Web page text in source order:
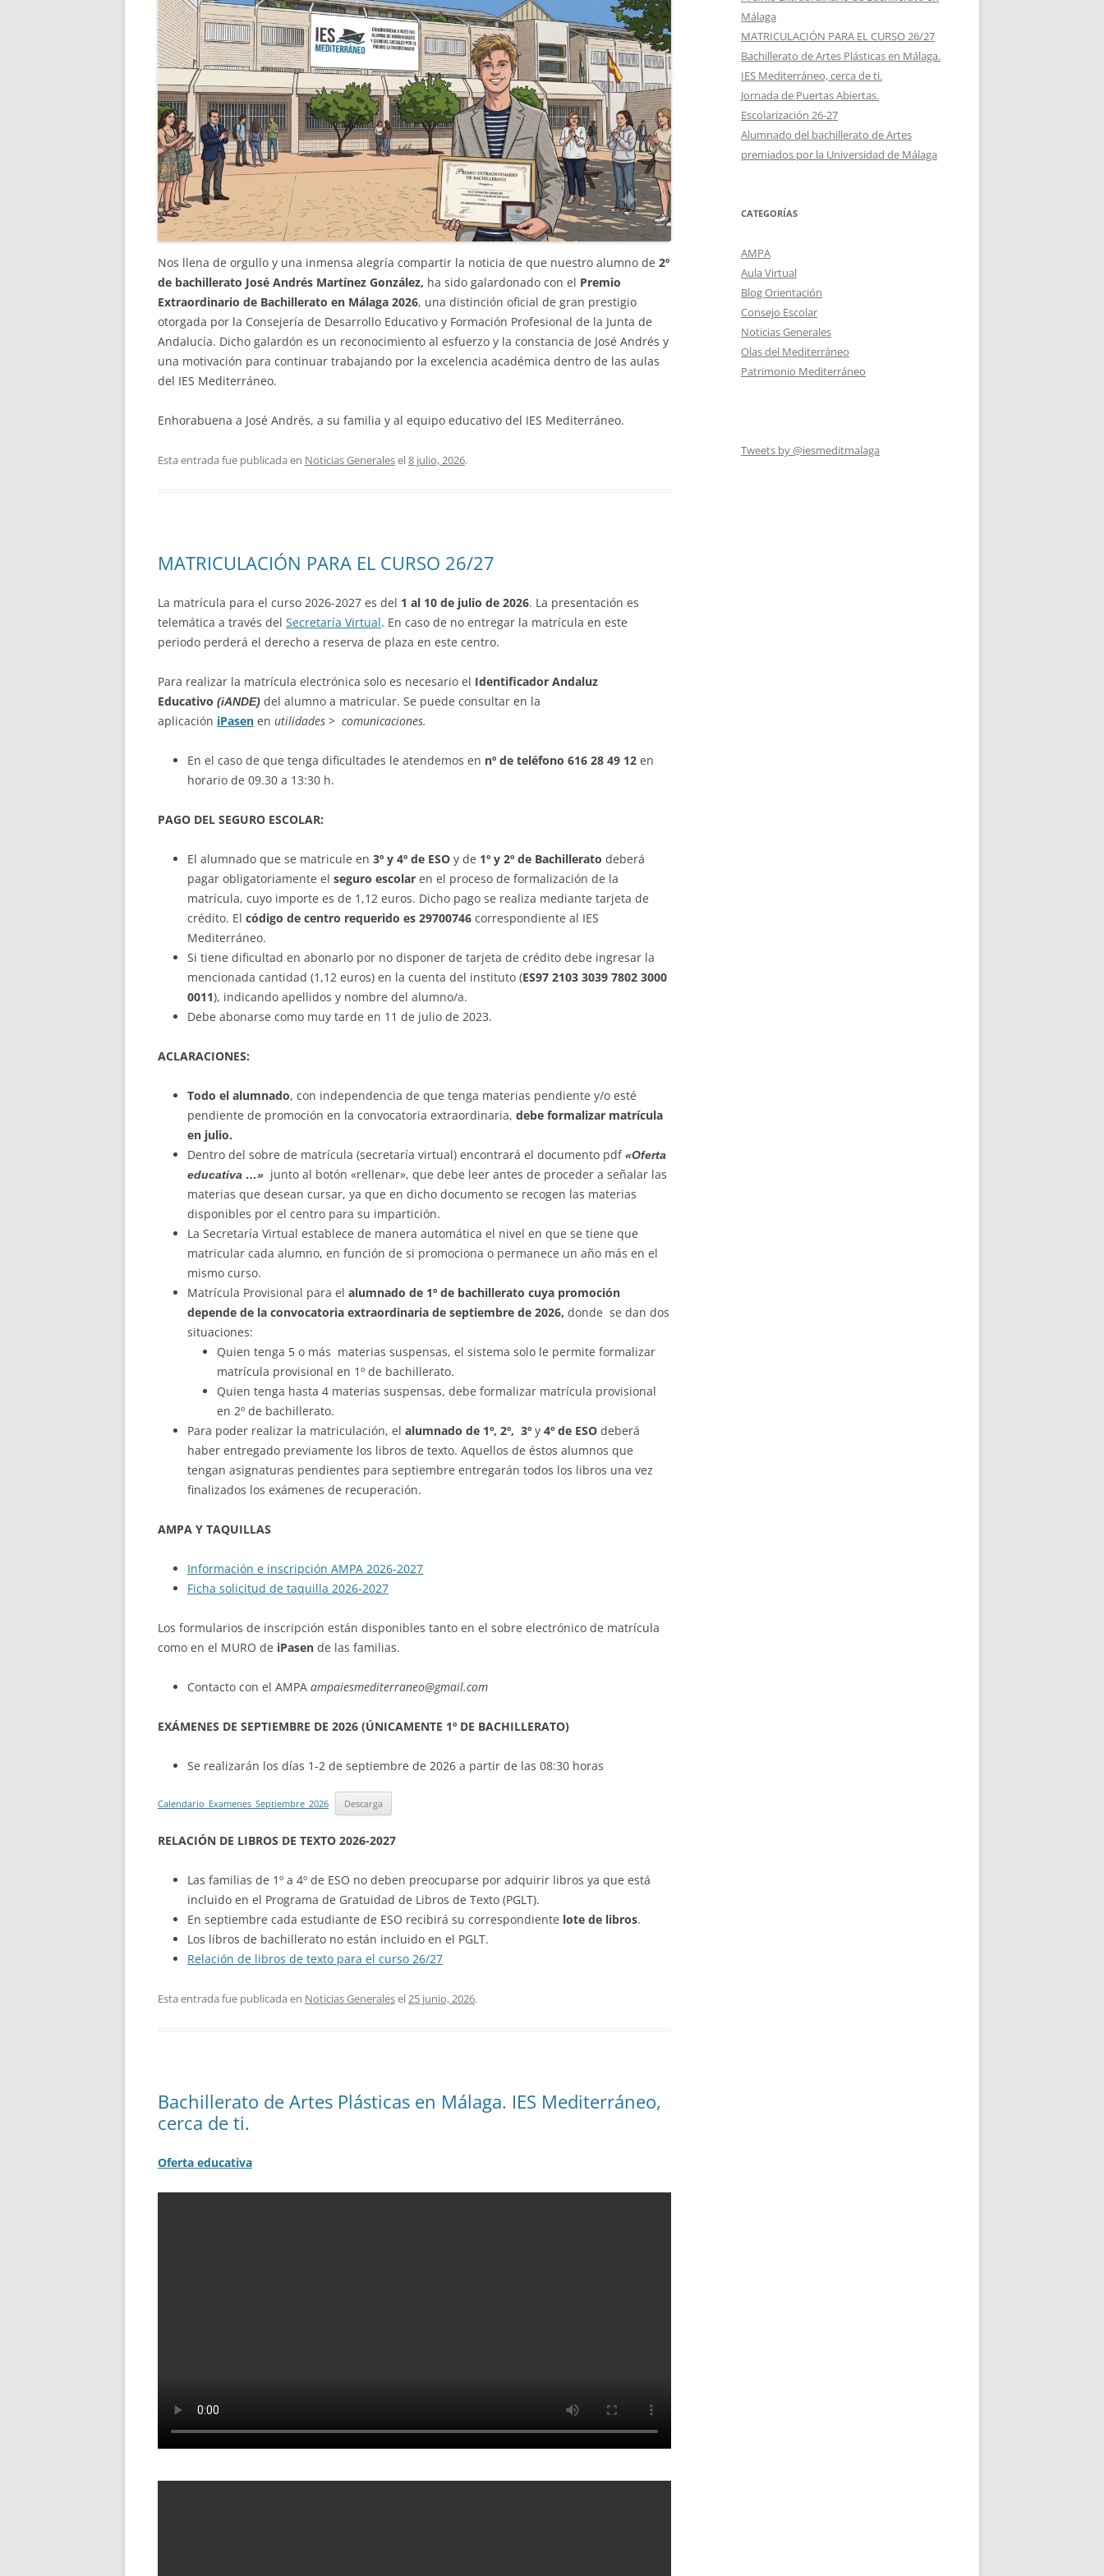
PROGRAMA DE CALIDAD
TDE CENTRO TIC
AUTOPROTECCIÓN, PLAN DE
SALUD LABORAL Y PRL
FÍSICA Y QUÍMICA
FRANCÉS
GEOGRAFÍA E HISTORIA
INGLÉS
LATÍN Y GRIEGO
LENGUA CASTELLANA Y LIT.
MATEMÁTICAS
ORIENTACIÓN
MÚSICA
RELIGIÓN
Nos llena de orgullo y una inmensa alegría compartir la noticia de que nuestro alumno de 2º
de bachillerato José Andrés Martínez González, ha sido galardonado con el Premio
Extraordinario de Bachillerato en Málaga 2026, una distinción oficial de gran prestigio
otorgada por la Consejería de Desarrollo Educativo y Formación Profesional de la Junta de
Andalucía. Dicho galardón es un reconocimiento al esfuerzo y la constancia de José Andrés y
una motivación para continuar trabajando por la excelencia académica dentro de las aulas
del IES Mediterráneo.
Enhorabuena a José Andrés, a su familia y al equipo educativo del IES Mediterráneo.
Esta entrada fue publicada en Noticias Generalesel8 julio, 2026.
MATRICULACIÓN PARA EL CURSO 26/27
La matrícula para el curso 2026-2027 es del 1 al 10 de julio de 2026. La presentación es
telemática a través del Secretaría Virtual. En caso de no entregar la matrícula en este
periodo perderá el derecho a reserva de plaza en este centro.
Para realizar la matrícula electrónica solo es necesario el Identificador Andaluz
Educativo (iANDE) del alumno a matricular. Se puede consultar en la
aplicación iPasen en utilidades > comunicaciones.
En el caso de que tenga dificultades le atendemos en nº de teléfono 616 28 49 12 en
horario de 09.30 a 13:30 h.
PAGO DEL SEGURO ESCOLAR:
El alumnado que se matricule en 3º y 4º de ESO y de 1º y 2º de Bachillerato deberá
pagar obligatoriamente el seguro escolar en el proceso de formalización de la
matrícula, cuyo importe es de 1,12 euros. Dicho pago se realiza mediante tarjeta de
crédito. El código de centro requerido es 29700746 correspondiente al IES
Mediterráneo.
Si tiene dificultad en abonarlo por no disponer de tarjeta de crédito debe ingresar la
mencionada cantidad (1,12 euros) en la cuenta del instituto (ES97 2103 3039 7802 3000
0011), indicando apellidos y nombre del alumno/a.
Debe abonarse como muy tarde en 11 de julio de 2023.
ACLARACIONES:
Todo el alumnado, con independencia de que tenga materias pendiente y/o esté
pendiente de promoción en la convocatoria extraordinaria, debe formalizar matrícula
en julio.
Dentro del sobre de matrícula (secretaría virtual) encontrará el documento pdf«Oferta
educativa …» junto al botón «rellenar», que debe leer antes de proceder a señalar las
materias que desean cursar, ya que en dicho documento se recogen las materias
disponibles por el centro para su impartición.
La Secretaría Virtual establece de manera automática el nivel en que se tiene que
matricular cada alumno, en función de si promociona o permanece un año más en el
mismo curso.
Matrícula Provisional para el alumnado de 1º de bachillerato cuya promoción
depende de la convocatoria extraordinaria de septiembre de 2026, donde se dan dos
situaciones:
Quien tenga 5 o más materias suspensas, el sistema solo le permite formalizar
matrícula provisional en 1º de bachillerato.
Quien tenga hasta 4 materias suspensas, debe formalizar matrícula provisional
en 2º de bachillerato.
Para poder realizar la matriculación, el alumnado de 1º, 2º, 3º y 4º de ESO deberá
haber entregado previamente los libros de texto. Aquellos de éstos alumnos que
tengan asignaturas pendientes para septiembre entregarán todos los libros una vez
finalizados los exámenes de recuperación.
AMPA Y TAQUILLAS
Información e inscripción AMPA 2026-2027
Ficha solicitud de taquilla 2026-2027
Los formularios de inscripción están disponibles tanto en el sobre electrónico de matrícula
como en el MURO de iPasen de las familias.
Contacto con el AMPA ampaiesmediterraneo@gmail.com
EXÁMENES DE SEPTIEMBRE DE 2026 (ÚNICAMENTE 1º DE BACHILLERATO)
Se realizarán los días 1-2 de septiembre de 2026 a partir de las 08:30 horas
Calendario_Examenes_Septiembre_2026 Descarga
RELACIÓN DE LIBROS DE TEXTO 2026-2027
Las familias de 1º a 4º de ESO no deben preocuparse por adquirir libros ya que está
incluido en el Programa de Gratuidad de Libros de Texto (PGLT).
En septiembre cada estudiante de ESO recibirá su correspondiente lote de libros.
Los libros de bachillerato no están incluido en el PGLT.
Relación de libros de texto para el curso 26/27
Esta entrada fue publicada en Noticias Generalesel25 junio, 2026.
Bachillerato de Artes Plásticas en Málaga. IES Mediterráneo,
cerca de ti.
Oferta educativa
Málaga
MATRICULACIÓN PARA EL CURSO 26/27
Bachillerato de Artes Plásticas en Málaga.
IES Mediterráneo, cerca de ti.
Jornada de Puertas Abiertas.
Escolarización 26-27
Alumnado del bachillerato de Artes
premiados por la Universidad de Málaga
CATEGORÍAS
AMPA
Aula Virtual
Blog Orientación
Consejo Escolar
Noticias Generales
Olas del Mediterráneo
Patrimonio Mediterráneo
Tweets by @iesmeditmalaga